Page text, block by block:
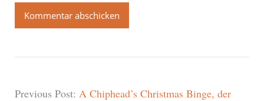
Previous Post: A Chiphead’s Christmas Binge, der